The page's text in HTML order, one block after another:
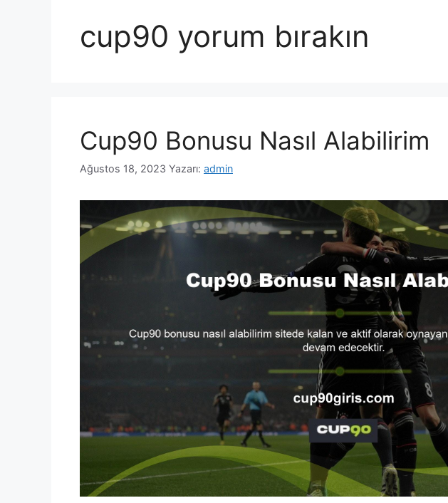
cup90 yorum bırakın
Cup90 Bonusu Nasıl Alabilirim
Ağustos 18, 2023 Yazarı: admin